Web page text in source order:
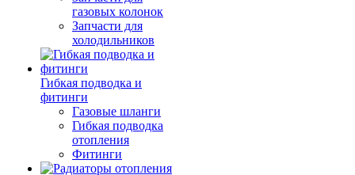
газовых колонок
Запчасти для
холодильников
Гибкая подводка и
фитинги
Газовые шланги
Гибкая подводка
отопления
Фитинги